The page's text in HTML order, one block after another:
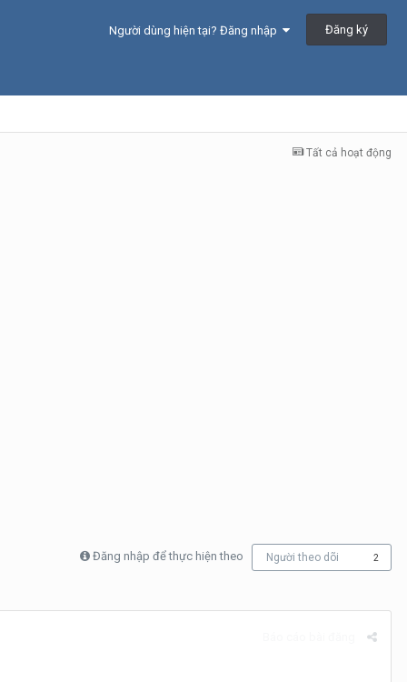
Người dùng hiện tại? Đăng nhập Đăng ký
Tất cả hoạt động
Đăng nhập để thực hiện theo Người theo dõi 2